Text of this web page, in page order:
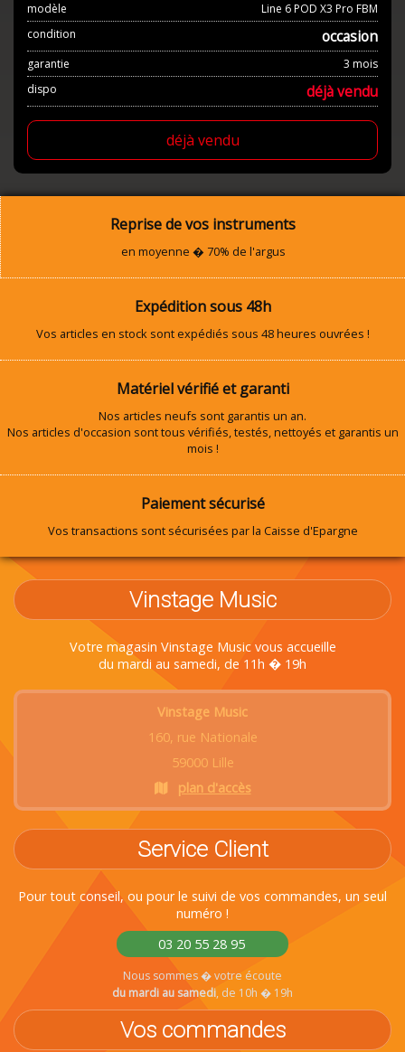
modèle
Line 6 POD X3 Pro FBM
condition
occasion
garantie
3 mois
dispo
déjà vendu
déjà vendu
Reprise de vos instruments
en moyenne � 70% de l'argus
Expédition sous 48h
Vos articles en stock sont expédiés sous 48 heures ouvrées !
Matériel vérifié et garanti
Nos articles neufs sont garantis un an.
Nos articles d'occasion sont tous vérifiés, testés, nettoyés et garantis un
mois !
Paiement sécurisé
Vos transactions sont sécurisées par la Caisse d'Epargne
Vinstage Music
Votre magasin Vinstage Music vous accueille
du mardi au samedi, de 11h � 19h
Vinstage Music
160, rue Nationale
59000 Lille
plan d'accès
Service Client
Pour tout conseil, ou pour le suivi de vos commandes, un seul
numéro !
03 20 55 28 95
Nous sommes � votre écoute
du mardi au samedi, de 10h � 19h
Vos commandes